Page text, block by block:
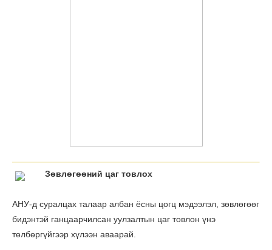
Зѳвлѳгѳѳний цаг товлох
АНУ-д суралцах талаар албан ёсны цогц мэдээлэл, зөвлөгөөг
бидэнтэй ганцаарчилсан уулзалтын цаг товлон үнэ
тѳлбѳргүйгээр хүлээн аваарай.